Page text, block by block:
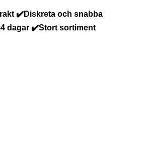
✔️Diskreta och snabba
4 dagar ✔️Stort sortiment